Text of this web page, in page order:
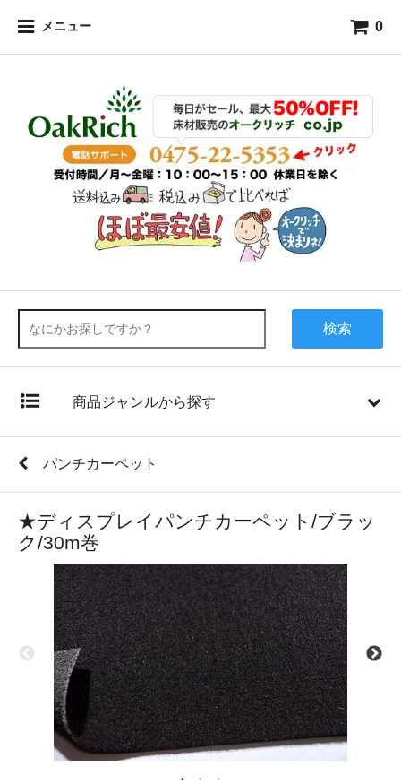
メニュー 0
検索
商品ジャンルから探す
パンチカーペット
★ディスプレイパンチカーペット/ブラッ
ク/30m巻